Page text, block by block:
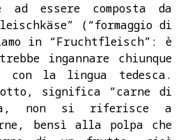
essere composta da
(“formaggio di
in “Fruchtfleisch”: è
ingannare chiunque
con la lingua tedesca.
significa “carne di
non si riferisce a
bensì alla polpa che